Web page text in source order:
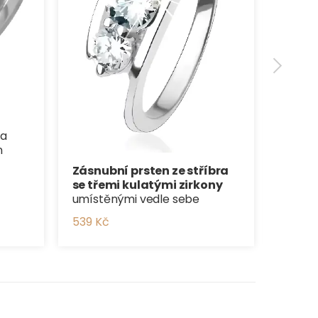
Zásnubní prsten ze stříbra
se třemi kulatými zirkony
umístěnými vedle sebe
539 Kč